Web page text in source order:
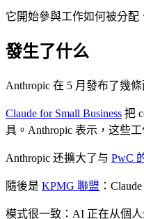
它開始參與工作如何被分配
發生了什么
Anthropic 在 5 月發布了幾
Claude for Small Business 把
具。Anthropic 表示，这些工
Anthropic 还擴大了与 PwC
隨後是 KPMG 聯盟 ：
模式很一致：AI 正在从個